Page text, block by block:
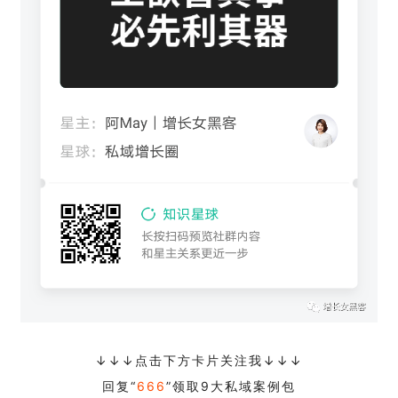
↓↓↓点击下方卡片关注我↓↓↓
回复“666”领取9大私域案例包